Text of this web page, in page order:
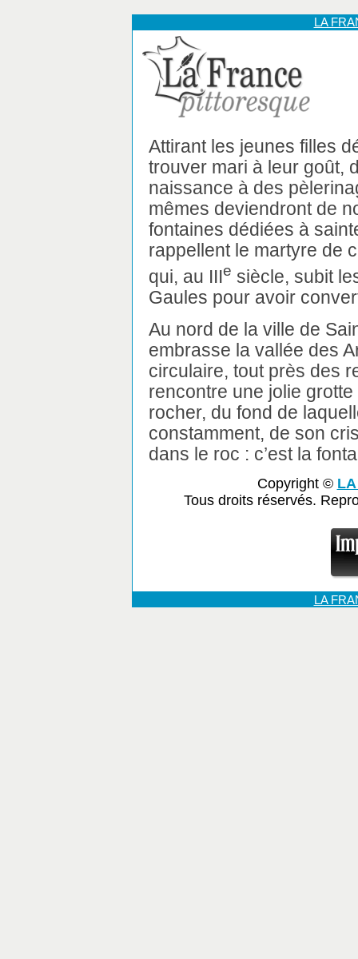
LA
Attirant les jeunes filles
trouver mari à leur goût,
naissance à des
mêmes deviendront de
fontaines dédiées à
rappellent le martyre de
qui, au IIIe siècle, subit
Gaules pour avoir
Au nord de la ville de
embrasse la vallée des
circulaire, tout près des
rencontre une jolie
rocher, du fond de
constamment, de son
dans le roc : c’est la
Copyright ©
Tous droits réservés.
LA